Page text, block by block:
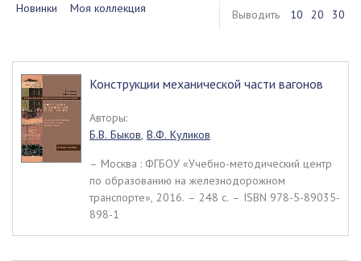
Новинки Моя коллекция Выводить 10 20 30
Конструкции механической части вагонов
Авторы:
Б.В. Быков, В.Ф. Куликов
– Москва : ФГБОУ «Учебно-методический центр
по образованию на железнодорожном
транспорте», 2016. – 248 c. – ISBN 978-5-89035-
898-1